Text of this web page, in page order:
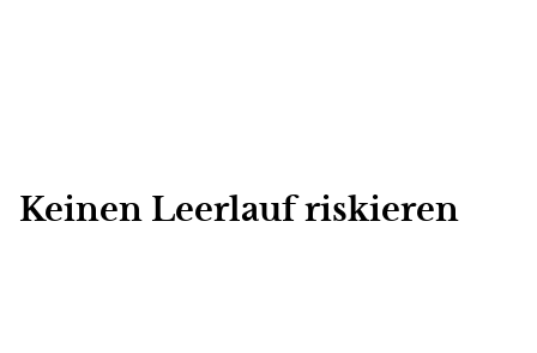
Keinen Leerlauf riskieren